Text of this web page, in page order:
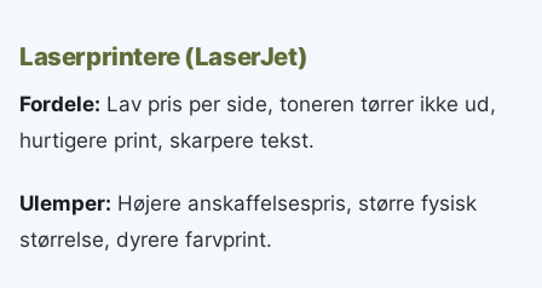
Laserprintere (LaserJet)
Fordele: Lav pris per side, toneren tørrer ikke ud,
hurtigere print, skarpere tekst.
Ulemper: Højere anskaffelsespris, større fysisk
størrelse, dyrere farvprint.